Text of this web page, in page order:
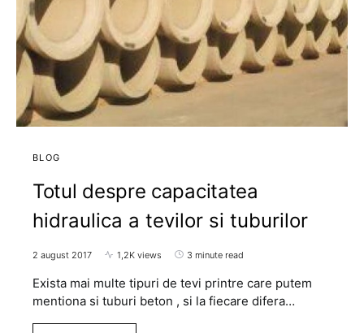
BLOG
Totul despre capacitatea
hidraulica a tevilor si tuburilor
2 august 2017 1,2K views 3 minute read
Exista mai multe tipuri de tevi printre care putem
mentiona si tuburi beton , si la fiecare difera…